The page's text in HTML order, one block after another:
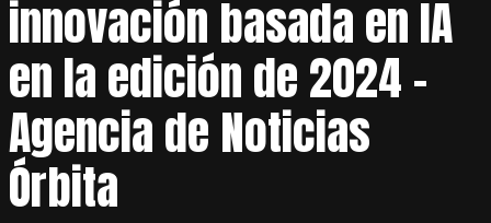
innovación basada en IA
en la edición de 2024 –
Agencia de Noticias
Órbita